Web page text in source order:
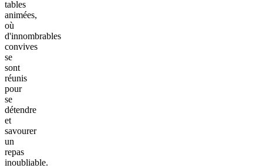
tables
animées,
où
d'innombrables
convives
se
sont
réunis
pour
se
détendre
et
savourer
un
repas
inoubliable.